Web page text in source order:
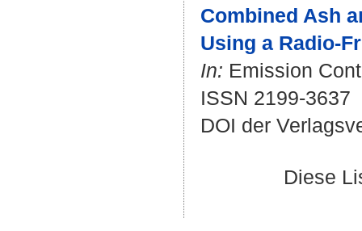
Combined Ash
Using a Radio-
In: Emission
ISSN 2199-3637
DOI der
Diese